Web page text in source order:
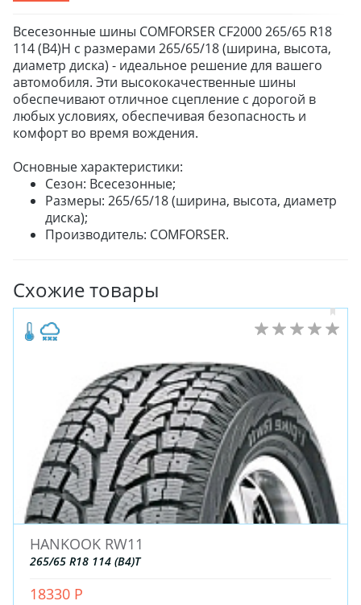
ЗИМНИЕ
ЛЕТНИЕ
ДЛЯ ГРУЗОВЫХ АВТО
ДЛЯ ГРУЗОВЫХ АВТО
ДЛЯ ГРУЗОВЫХ АВТО
ДЛЯ ЛЕГКОВЫХ АВТО
ШИНЫ
ДИСКИ
Всесезонные шины COMFORSER CF2000 265/65 R18
114 (B4)H с размерами 265/65/18 (ширина, высота,
диаметр диска) - идеальное решение для вашего
автомобиля. Эти высококачественные шины
обеспечивают отличное сцепление с дорогой в
любых условиях, обеспечивая безопасность и
комфорт во время вождения.
Основные характеристики:
Сезон: Всесезонные;
Размеры: 265/65/18 (ширина, высота, диаметр
диска);
Производитель: COMFORSER.
Схожие товары
HANKOOK RW11
265/65 R18 114 (B4)T
18330 Р